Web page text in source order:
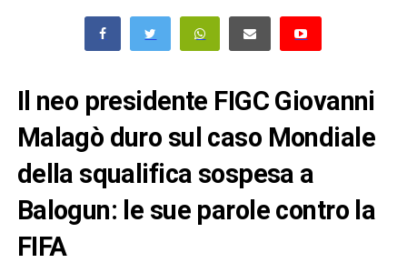
Il neo presidente FIGC Giovanni
Malagò duro sul caso Mondiale
della squalifica sospesa a
Balogun: le sue parole contro la
FIFA